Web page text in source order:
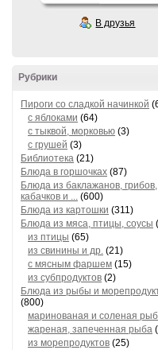
В друзья
Рубрики
Пироги со сладкой начинкой
с яблоками (64)
с тыквой, морковью (3)
с грушей (3)
Библиотека (21)
Блюда в горшочках (87)
Блюда из баклажанов, грибов,
кабачков и ... (600)
Блюда из картошки (311)
Блюда из мяса, птицы, соусы
из птицы (65)
из свинины и др. (21)
с мясным фаршем (15)
из субпродуктов (2)
Блюда из рыбы и
(800)
маринованая и соленая
жареная, запеченная рыба
из морепродуктов (25)